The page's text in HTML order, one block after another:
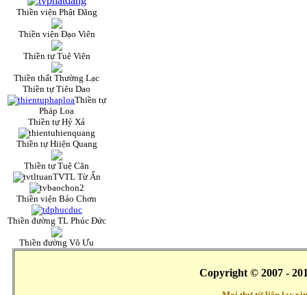
Thiền viện Phật Đăng
Thiền viện Đạo Viên
Thiền tự Tuệ Viên
Thiền thất Thường Lạc
Thiền tự Tiêu Dao
Thiền tự
Pháp Loa
Thiền tự Hỷ Xả
Thiền tự Hiiện Quang
Thiền tự Tuệ Căn
TVTL Từ Ấn
Thiền viện Bảo Chơn
Thiền đường TL Phúc Đức
Thiền đường Vô Ưu
Copyright © 2007 -